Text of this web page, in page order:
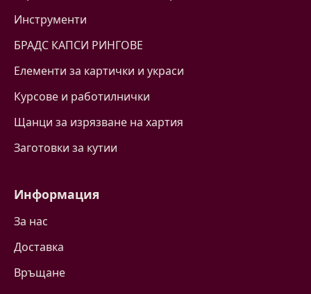
Инструменти
БРАДС КАПСИ РИНГОВЕ
Eлементи за картички и украси
Курсове и работилнички
Щанци за изрязване на хартия
Заготовки за кутии
Информация
За нас
Доставка
Връщане